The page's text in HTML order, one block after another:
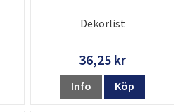
Dekorlist
36,25 kr
Info Köp